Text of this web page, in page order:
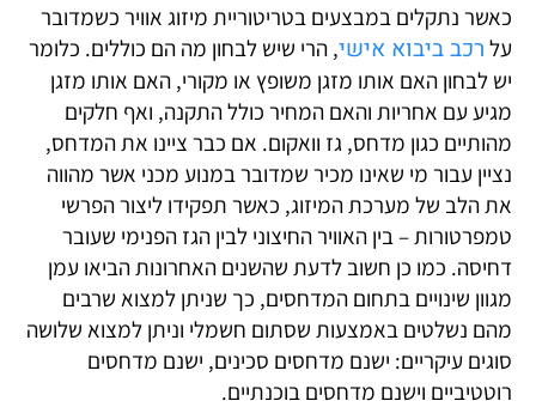
במבצעים בטריטוריית מיזוג אוויר כשמדובר
ביבוא אישי, הרי שיש לבחון מה הם כוללים. כלומר
האם אותו מזגן משופץ או מקורי, האם אותו מזגן
אחריות והאם המחיר כולל התקנה, ואף חלקים
כגון מדחס, גז וואקום. אם כבר ציינו את המדחס,
עבור מי שאינו מכיר שמדובר במנוע מכני אשר מהווה
של מערכת המיזוג, כאשר תפקידו ליצור הפרשי
– בין האוויר החיצוני לבין הגז הפנימי שעובר
כמו כן חשוב לדעת שהשנים האחרונות הביאו עמן
שינויים בתחום המדחסים, כך שניתן למצוא שרבים
באמצעות שסתום חשמלי וניתן למצוא שלושה
עיקריים: ישנם מדחסים סכינים, ישנם מדחסים
וישנם מדחסים בוכנתיים.